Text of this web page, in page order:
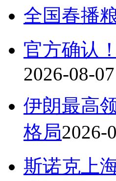
全国春播
官方确认
2026-08-
伊朗最高
格局2026-
斯诺克上